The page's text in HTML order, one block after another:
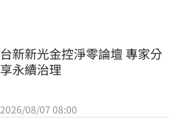
台新新光金控淨零論壇 專家分
享永續治理
2026/08/07 08:00